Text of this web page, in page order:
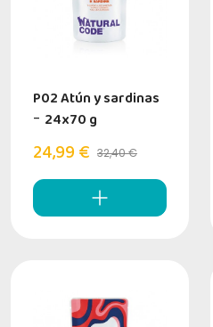
P02 Atún y sardinas
- 24x70 g
24,99 € 32,40 €